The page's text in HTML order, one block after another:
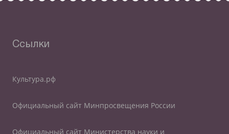
Ссылки
Культура.рф
Официальный сайт Минпросвещения России
Официальный сайт Министерства науки и